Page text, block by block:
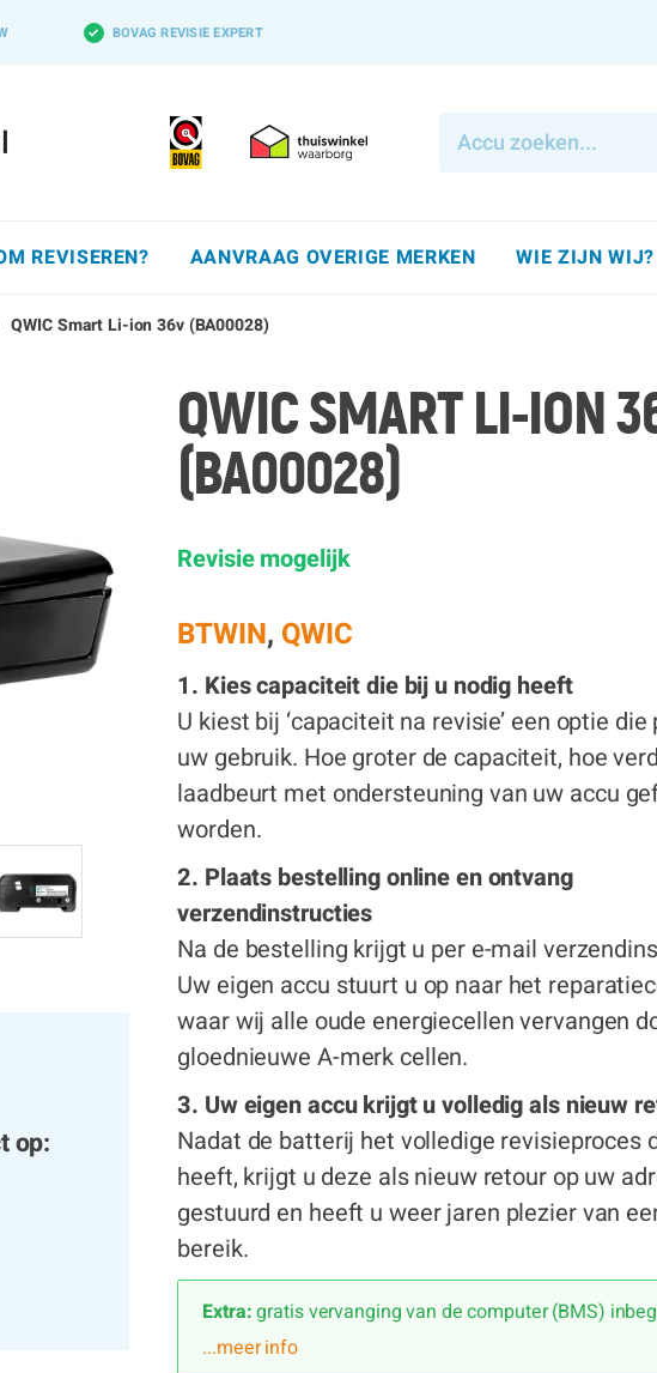
✓ BOVAG REVISIE EXPERT
REVISEREN? AANVRAAG OVERIGE MERKEN WIE ZIJN WIJ?
QWIC Smart Li-ion 36v (BA00028)
op:
QWIC SMART LI-ION
(BA00028)
€ 299,00
Revisie mogelijk
BTWIN, QWIC
1. Kies capaciteit die bij u nodig heeft
U kiest bij ‘capaciteit na revisie’ een optie die
uw gebruik. Hoe groter de capaciteit, hoe
laadbeurt met ondersteuning van uw accu
worden.
2. Plaats bestelling online en ontvang
verzendinstructies
Na de bestelling krijgt u per e-mail
Uw eigen accu stuurt u op naar het
waar wij alle oude energiecellen vervangen
gloednieuwe A-merk cellen.
3. Uw eigen accu krijgt u volledig als nieuw
Nadat de batterij het volledige revisieproces
heeft, krijgt u deze als nieuw retour op uw
gestuurd en heeft u weer jaren plezier van
bereik.
Extra:gratis vervanging van de computer (BMS)
...meer info